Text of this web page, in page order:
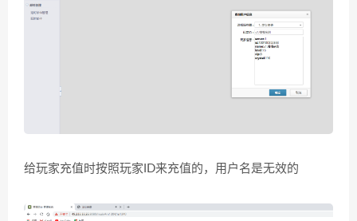
给玩家充值时按照玩家ID来充值的，用户名是无效的